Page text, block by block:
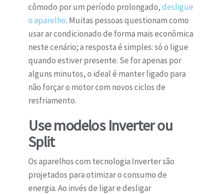
cômodo por um período prolongado,desligue
o aparelho. Muitas pessoas questionam como
usar ar condicionado de forma mais econômica
neste cenário; a resposta é simples: só o ligue
quando estiver presente. Se for apenas por
alguns minutos, o ideal é manter ligado para
não forçar o motor com novos ciclos de
resfriamento.
Use modelos Inverter ou
Split
Os aparelhos com tecnologia Inverter são
projetados para otimizar o consumo de
energia. Ao invés de ligar e desligar